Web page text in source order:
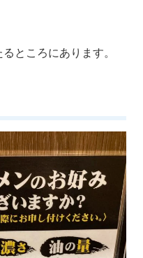
ところにあります。